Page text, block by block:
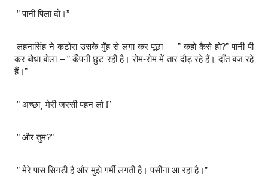
” पानी पिला दो।”
लहनासिंह ने कटोरा उसके मुँह से लगा कर पूछा — ” कहो कैसे हो?” पानी पी
कर बोधा बोला – ” कँपनी छुट रही है। रोम-रोम में तार दौड़ रहे हैं। दाँत बज रहे
हैं।”
” अच्छा¸ मेरी जरसी पहन लो !”
” और तुम?”
” मेरे पास सिगड़ी है और मुझे गर्मी लगती है। पसीना आ रहा है।”